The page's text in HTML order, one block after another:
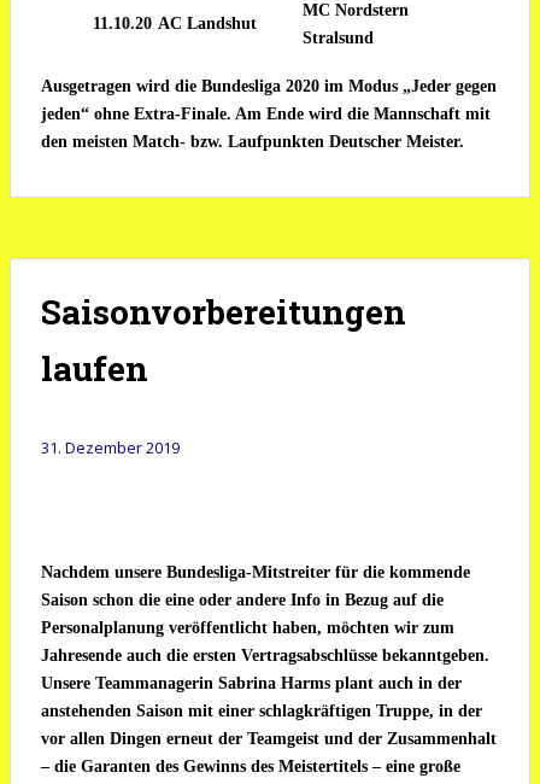
11.10.20 AC Landshut
MC Nordstern
Stralsund
Ausgetragen wird die Bundesliga 2020 im Modus „Jeder gegen
jeden“ ohne Extra-Finale. Am Ende wird die Mannschaft mit
den meisten Match- bzw. Laufpunkten Deutscher Meister.
Saisonvorbereitungen
laufen
31. Dezember 2019
Nachdem unsere Bundesliga-Mitstreiter für die kommende
Saison schon die eine oder andere Info in Bezug auf die
Personalplanung veröffentlicht haben, möchten wir zum
Jahresende auch die ersten Vertragsabschlüsse bekanntgeben.
Unsere Teammanagerin Sabrina Harms plant auch in der
anstehenden Saison mit einer schlagkräftigen Truppe, in der
vor allen Dingen erneut der Teamgeist und der Zusammenhalt
– die Garanten des Gewinns des Meistertitels – eine große